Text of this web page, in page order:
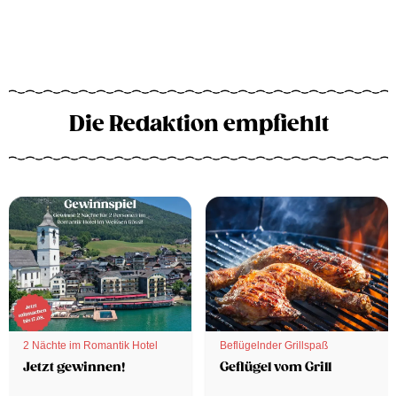
Die Redaktion empfiehlt
2 Nächte im Romantik Hotel
Jetzt gewinnen!
Beflügelnder Grillspaß
Geflügel vom Grill